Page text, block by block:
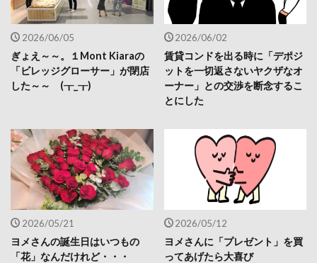
2026/06/05
ぎょえ～～。１Mont Kiaraの
「ビレッジグローサー」が閉店
した～～ (┰_┰)
2026/06/02
賃貸コンドを出る時に「デポジ
ットを一切返さないヤクザなオ
ーナー」との交渉を断念するこ
とにした
2026/05/21
ヨメさんの誕生日はいつもの
「花」なんだけれど・・・
2026/05/12
ヨメさんに「プレゼント」を買
ってあげたら大喜び